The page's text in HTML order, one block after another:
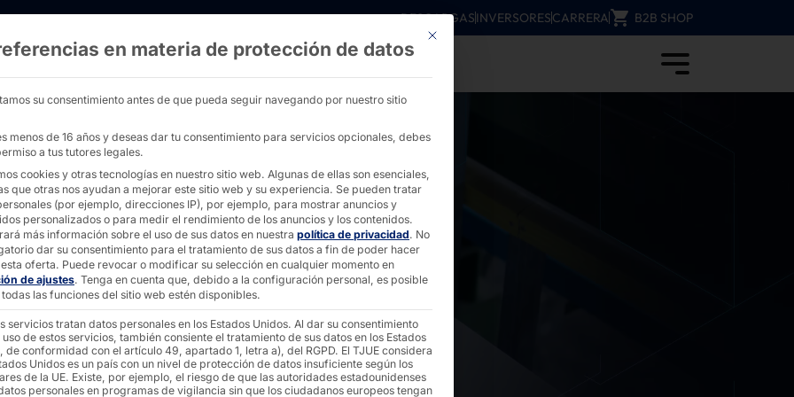
DESCARGASINVERSORESCARRERA B2B SHOP
PYRAMID
fabricación de soluciones de hardware
para entornos de producción exigentes,
aceleradas por GPU,
Este botón cierra el cuadro de diálogo. Su función es idéntica a la del
en materia de protección de datos
su consentimiento antes de que pueda seguir navegando por nuestro sitio
menos de 16 años y deseas dar tu consentimiento para servicios opcionales, debes
a tus tutores legales.
cookies y otras tecnologías en nuestro sitio web. Algunas de ellas son esenciales,
que otras nos ayudan a mejorar este sitio web y su experiencia. Se pueden tratar
(por ejemplo, direcciones IP), por ejemplo, para mostrar anuncios y
personalizados o para medir el rendimiento de los anuncios y los contenidos.
más información sobre el uso de sus datos en nuestra política de privacidad. No
dar su consentimiento para el tratamiento de sus datos a fin de poder hacer
oferta. Puede revocar o modificar su selección en cualquier momento en
de ajustes. Tenga en cuenta que, debido a la configuración personal, es posible
las funciones del sitio web estén disponibles.
servicios tratan datos personales en los Estados Unidos. Al dar su consentimiento
uso de estos servicios, también consiente el tratamiento de sus datos en los Estados
de conformidad con el artículo 49, apartado 1, letra a), del RGPD. El TJUE considera
Unidos es un país con un nivel de protección de datos insuficiente según los
de la UE. Existe, por ejemplo, el riesgo de que las autoridades estadounidenses
personales en programas de vigilancia sin que los ciudadanos europeos tengan